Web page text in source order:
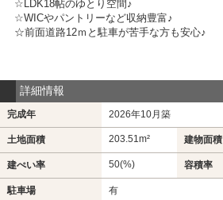
☆LDK18帖のゆとり空間♪
☆WICやパントリーなど収納豊富♪
☆前面道路12ｍと駐車が苦手な方も安心♪
詳細情報
完成年 2026年10月築
土地面積 203.51m² 建物面積
建ぺい率 50(%) 容積率
駐車場 有